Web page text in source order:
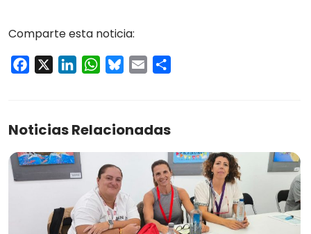
Comparte esta noticia:
Facebook LinkedInWhatsApp
Bluesky
Email
Noticias Relacionadas